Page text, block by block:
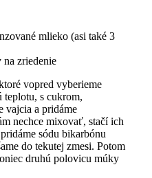
mlieko (asi také 3
na zriedenie
vopred vyberieme
teplotu, s cukrom,
vajcia a pridáme
nechce mixovať, stačí ich
sódu bikarbónu
do tekutej zmesi. Potom
druhú polovicu múky